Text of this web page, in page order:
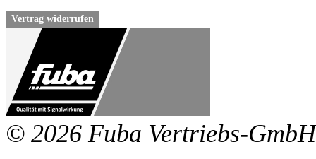
Vertrag widerrufen
© 2026 Fuba Vertriebs-GmbH